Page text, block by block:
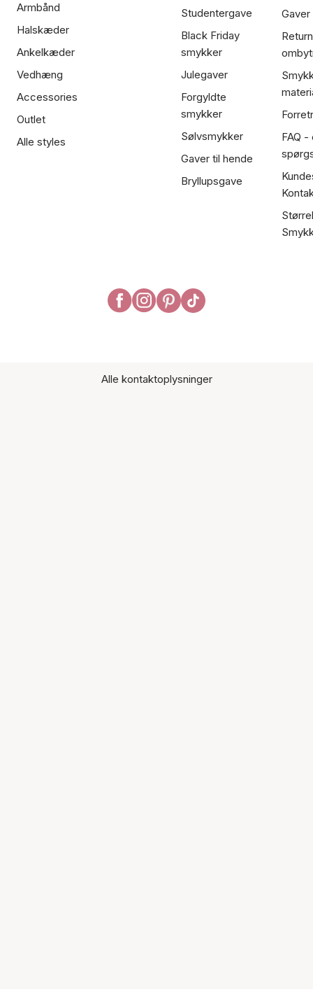
Armbånd
Halskæder
Ankelkæder
Vedhæng
Accessories
Outlet
Alle styles
Studentergave
Black Friday
smykker
Julegaver
Forgyldte
smykker
Sølvsmykker
Gaver til hende
Bryllupsgave
FAQ
Alle kontaktoplysninger